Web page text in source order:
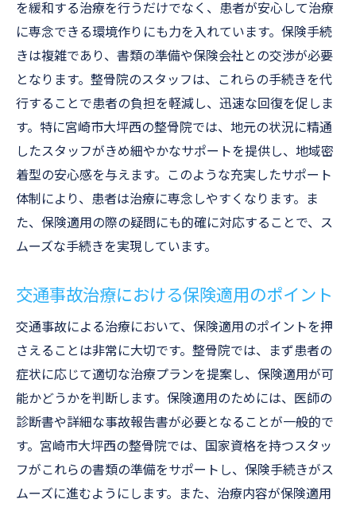
を緩和する治療を行うだけでなく、患者が安心して治療
に専念できる環境作りにも力を入れています。保険手続
きは複雑であり、書類の準備や保険会社との交渉が必要
となります。整骨院のスタッフは、これらの手続きを代
行することで患者の負担を軽減し、迅速な回復を促しま
す。特に宮崎市大坪西の整骨院では、地元の状況に精通
したスタッフがきめ細やかなサポートを提供し、地域密
着型の安心感を与えます。このような充実したサポート
体制により、患者は治療に専念しやすくなります。ま
た、保険適用の際の疑問にも的確に対応することで、ス
ムーズな手続きを実現しています。
交通事故治療における保険適用のポイント
交通事故による治療において、保険適用のポイントを押
さえることは非常に大切です。整骨院では、まず患者の
症状に応じて適切な治療プランを提案し、保険適用が可
能かどうかを判断します。保険適用のためには、医師の
診断書や詳細な事故報告書が必要となることが一般的で
す。宮崎市大坪西の整骨院では、国家資格を持つスタッ
フがこれらの書類の準備をサポートし、保険手続きがス
ムーズに進むようにします。また、治療内容が保険適用